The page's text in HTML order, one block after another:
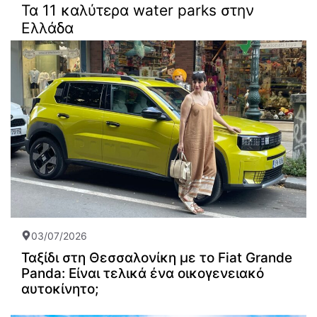
Τα 11 καλύτερα water parks στην
Ελλάδα
03/07/2026
Ταξίδι στη Θεσσαλονίκη με το Fiat Grande
Panda: Είναι τελικά ένα οικογενειακό
αυτοκίνητο;